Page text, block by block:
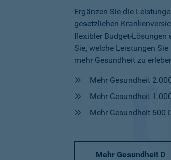
Ergänzen Sie die
gesetzlichen
flexibler Budget-Lösungen
Sie, welche Leistungen
mehr Gesundheit zu
Mehr Gesundheit
Mehr Gesundheit
Mehr Gesundheit 500
Mehr Gesundheit D